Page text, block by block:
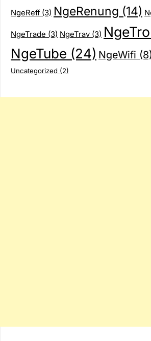
NgeReff (3) NgeRenung (14)
NgeTrade (3) NgeTrav (3)
NgeTube (24) NgeWifi (8)
Uncategorized (2)